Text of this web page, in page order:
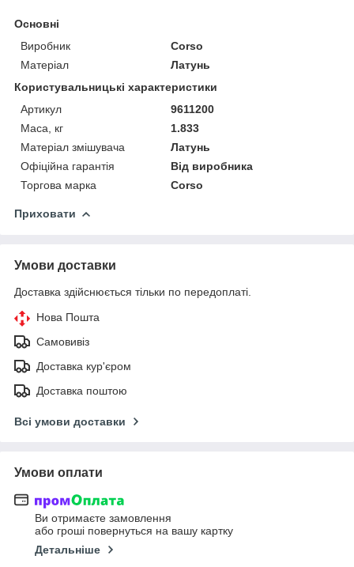
Основні
Виробник
Corso
Матеріал
Латунь
Користувальницькі характеристики
Артикул
9611200
Маса, кг
1.833
Матеріал змішувача
Латунь
Офіційна гарантія
Від виробника
Торгова марка
Corso
Приховати
Умови доставки
Доставка здійснюється тільки по передоплаті.
Нова Пошта
Самовивіз
Доставка кур'єром
Доставка поштою
Всі умови доставки
Умови оплати
Ви отримаєте замовлення
або гроші повернуться на вашу картку
Детальніше